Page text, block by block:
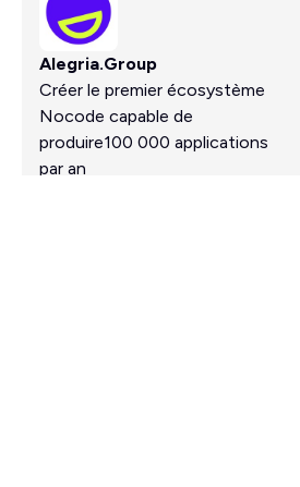
Alegria.Group
Créer le premier écosystème
Nocode capable de
produire100 000 applications
par an